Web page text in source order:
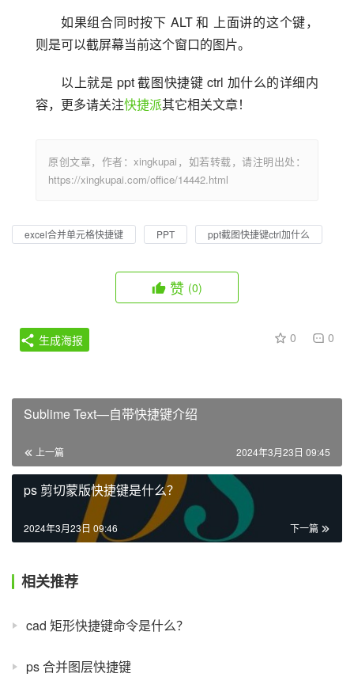
如果组合同时按下 ALT 和 上面讲的这个键，
则是可以截屏幕当前这个窗口的图片。
以上就是 ppt 截图快捷键 ctrl 加什么的详细内
容，更多请关注快捷派其它相关文章！
原创文章，作者：xingkupai，如若转载，请注明出处：
https://xingkupai.com/office/14442.html
excel合并单元格快捷键 PPT ppt截图快捷键ctrl加什么
赞 (0)
0 0
生成海报
Sublime Text—自带快捷键介绍
上一篇 2024年3月23日 09:45
ps 剪切蒙版快捷键是什么？
下一篇
2024年3月23日 09:46
相关推荐
cad 矩形快捷键命令是什么？
ps 合并图层快捷键